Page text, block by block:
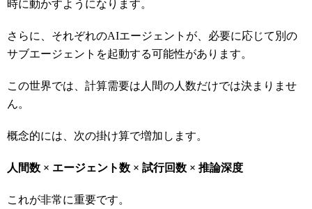
時に動かすようになります。
さらに、それぞれのAIエージェントが、必要に応じて別の
サブエージェントを起動する可能性があります。
この世界では、計算需要は人間の人数だけでは決まりませ
ん。
概念的には、次の掛け算で増加します。
人間数 × エージェント数 × 試行回数 × 推論深度
これが非常に重要です。